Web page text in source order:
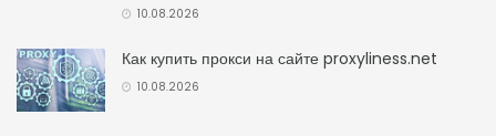
10.08.2026
Как купить прокси на сайте proxyliness.net
10.08.2026